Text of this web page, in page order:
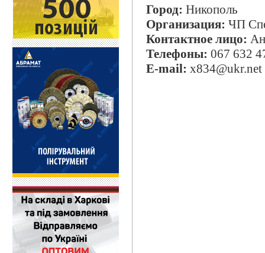
Город: Никополь
Организация: ЧП
Контактное лицо:
Телефоны: 067 632
E-mail: x834@ukr.net